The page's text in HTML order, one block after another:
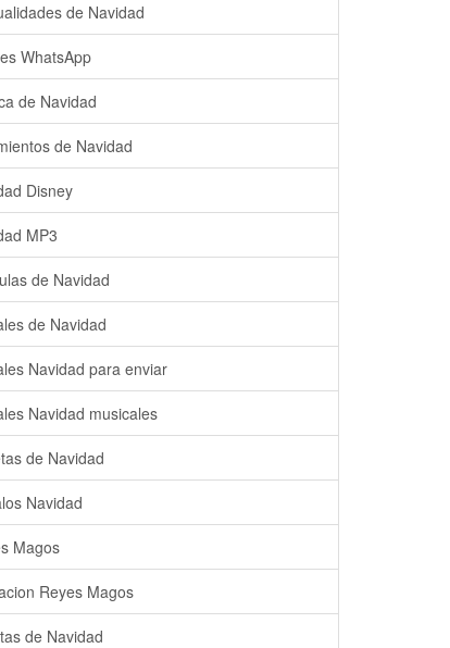
de Navidad
WhatsApp
de Navidad
de Navidad
Disney
MP3
de Navidad
de Navidad
Navidad para enviar
Navidad musicales
de Navidad
Navidad
Magos
Reyes Magos
de Navidad